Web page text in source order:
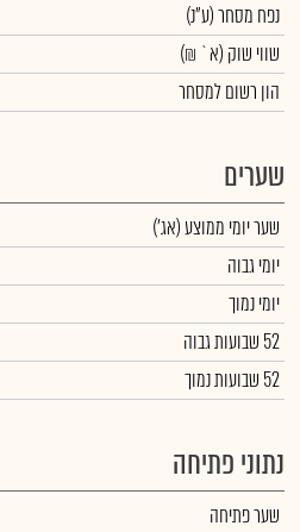
נפח מסחר(ע"נ)
שווי שוק (א` ₪)
הון רשום למסחר
שערים
שער יומי ממוצע(אג')
יומי גבוה
יומי נמוך
52 שבועות גבוה
52 שבועות נמוך
נתוני פתיחה
שער פתיחה